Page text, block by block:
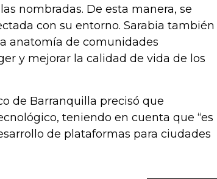
nombradas. De esta manera, se
con su entorno. Sarabia también
anatomía de comunidades
y mejorar la calidad de vida de los
de Barranquilla precisó que
teniendo en cuenta que “es
de plataformas para ciudades